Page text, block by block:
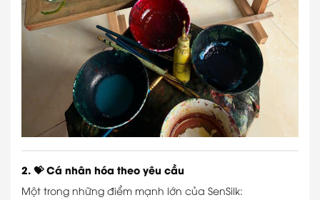
2. 💝 Cá nhân hóa theo yêu cầu
Một trong những điểm mạnh lớn của SenSilk: